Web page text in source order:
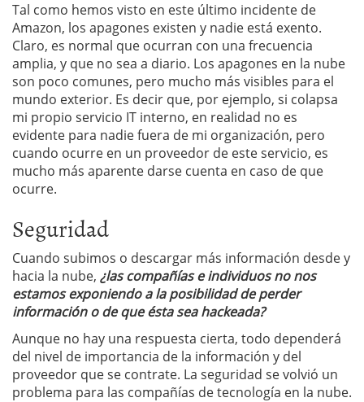
Tal como hemos visto en este último incidente de
Amazon, los apagones existen y nadie está exento.
Claro, es normal que ocurran con una frecuencia
amplia, y que no sea a diario. Los apagones en la nube
son poco comunes, pero mucho más visibles para el
mundo exterior. Es decir que, por ejemplo, si colapsa
mi propio servicio IT interno, en realidad no es
evidente para nadie fuera de mi organización, pero
cuando ocurre en un proveedor de este servicio, es
mucho más aparente darse cuenta en caso de que
ocurre.
Seguridad
Cuando subimos o descargar más información desde y
hacia la nube, ¿las compañías e individuos no nos
estamos exponiendo a la posibilidad de perder
información o de que ésta sea hackeada?
Aunque no hay una respuesta cierta, todo dependerá
del nivel de importancia de la información y del
proveedor que se contrate. La seguridad se volvió un
problema para las compañías de tecnología en la nube.